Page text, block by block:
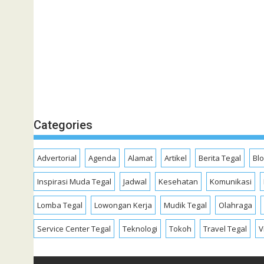
Categories
Advertorial Agenda Alamat Artikel Berita Tegal
Inspirasi Muda Tegal Jadwal Kesehatan Komunikasi
Lomba Tegal Lowongan Kerja Mudik Tegal Olahraga
Service Center Tegal Teknologi Tokoh Travel Tegal